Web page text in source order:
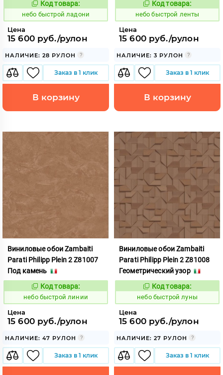
1110417
Код товара:
небо быстрой ладони
Цена
15 600 руб./рулон
НАЛИЧИЕ: 28 РУЛОН
Заказ в 1 клик
В корзину
1110418
Код товара:
небо быстрой ленты
Цена
15 600 руб./рулон
НАЛИЧИЕ: 3 РУЛОН
Заказ в 1 клик
В корзину
Виниловые обои Zambaiti
Parati Philipp Plein 2 Z81007
Под камень
1110419
Код товара:
небо быстрой линии
Цена
15 600 руб./рулон
НАЛИЧИЕ: 47 РУЛОН
Заказ в 1 клик
Виниловые обои Zambaiti
Parati Philipp Plein 2 Z81008
Геометрический узор
1110420
Код товара:
небо быстрой луны
Цена
15 600 руб./рулон
НАЛИЧИЕ: 27 РУЛОН
Заказ в 1 клик